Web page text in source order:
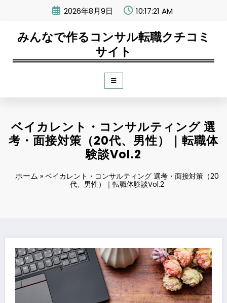
2026年8月9日 10:17:22 AM
みんなで作るコンサル転職クチコミ
サイト
ベイカレント・コンサルティング 選
考・面接対策（20代、男性）｜転職体
験談Vol.2
ホーム » ベイカレント・コンサルティング 選考・面接対策（20
代、男性）｜転職体験談Vol.2